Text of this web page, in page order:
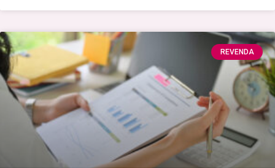
REVENDA